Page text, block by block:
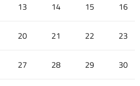
13 14 15 16
20 21 22 23
27 28 29 30